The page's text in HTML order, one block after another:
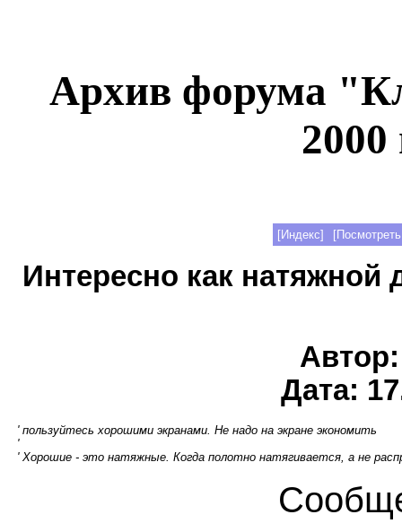
Архив форума
2000
[Индекс]
Интересно как натяжной
Дата:
' пользуйтесь хорошими экранами. Не надо на экране экономить
'
' Хорошие - это натяжные. Когда полотно натягивается, а не